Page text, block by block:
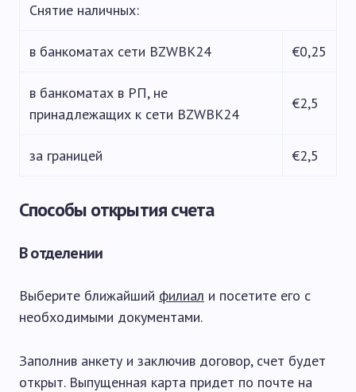
Снятие наличных:
в банкоматах сети BZWBK24 €0,25
в банкоматах в РП, не
принадлежащих к сети BZWBK24
€2,5
за границей €2,5
Способы открытия счета
В отделении
Выберите ближайший филиал и посетите его с
необходимыми документами.
Заполнив анкету и заключив договор, счет будет
открыт. Выпущенная карта придет по почте на